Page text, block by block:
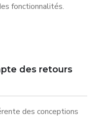
fonctionnalités.
des retours
des conceptions